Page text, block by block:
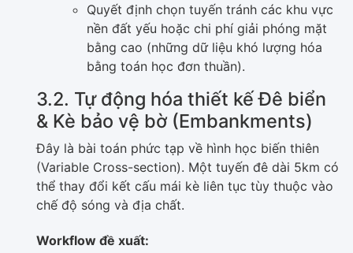
Quyết định chọn tuyến tránh các khu vực
nền đất yếu hoặc chi phí giải phóng mặt
bằng cao (những dữ liệu khó lượng hóa
bằng toán học đơn thuần).
3.2. Tự động hóa thiết kế Đê biển
& Kè bảo vệ bờ (Embankments)
Đây là bài toán phức tạp về hình học biến thiên
(Variable Cross-section). Một tuyến đê dài 5km có
thể thay đổi kết cấu mái kè liên tục tùy thuộc vào
chế độ sóng và địa chất.
Workflow đề xuất: